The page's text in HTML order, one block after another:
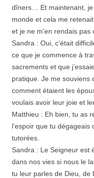
dîners… Et maintenant, je
monde et cela me
et je ne m’en rendais pas
Sandra : Oui, c’était
ce que je commence à
sacrements et que
pratique. Je me souviens
comment étaient les
voulais avoir leur joie et
Matthieu : Eh bien, tu as
l’espoir que tu
tutorées.
Sandra : Le Seigneur est
dans nos vies si nous le
tu leur parles de Dieu, de